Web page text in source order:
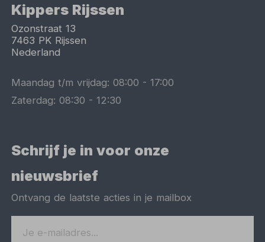
Kippers Rijssen
Ozonstraat 13
7463 PK Rijssen
Nederland
Maandag t/m vrijdag:08:00 -17:00
Zaterdag:08:30 -12:30
Schrijf je in voor onze
nieuwsbrief
Ontvang de laatste acties in je mailbox